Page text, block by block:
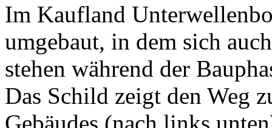
Im Kaufland
umgebaut, in dem sich
stehen während der
Das Schild zeigt den Weg
Gebäudes (nach links